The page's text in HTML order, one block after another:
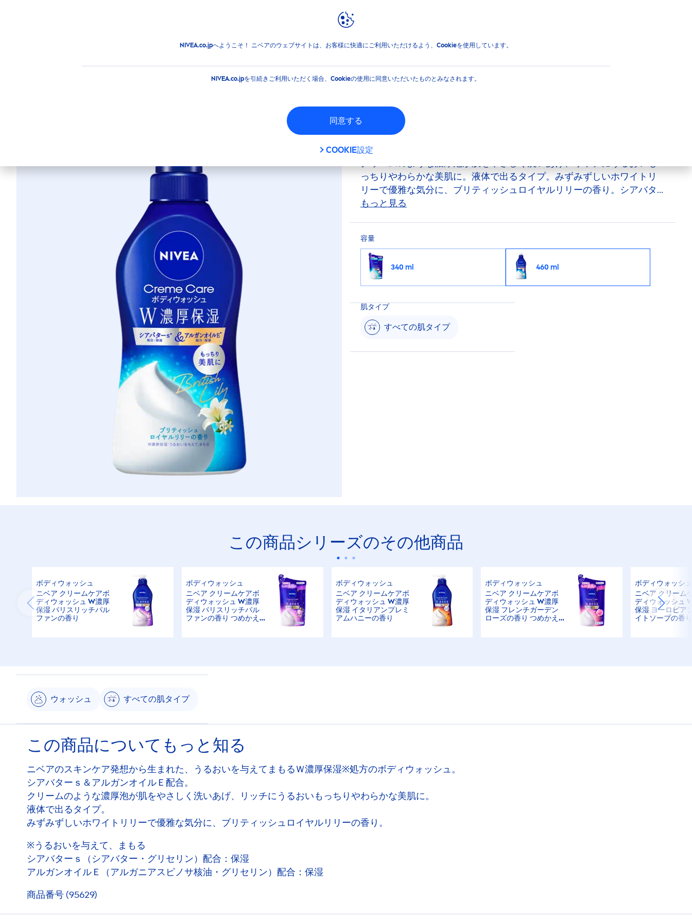
NIVEA.co.jpへようこそ！ ニベアのウェブサイトは、お客様に快適にご利用いただけるよう、Cookieを使用しています。
NIVEA.co.jpを引続きご利用いただく場合、Cookieの使用に同意いただいたものとみなされます。
同意する
COOKIE設定
ボディウォッシュ ニベア クリームケアボディウォッシュ W濃厚保湿 ブリティッシュロイヤルリリーの香り
ニベア クリームケアボディウォッシュ W濃厚保湿 ブリティ
ニベアのスキンケア発想から生まれた、うるおいを与えてまもるＷ濃厚
保湿処方のボディウォッシュ。シアバターｓ＆アルガンオイルＥ配合。
っちりやわらかな美肌に。液体で出るタイプ。みずみずしいホワイトリ
リーで優雅な気分に、ブリティッシュロイヤルリリーの香り。シアバタ
ーｓ（シアバター・グリセリン）配合：保湿 アルガンオイルＥ（アル
もっと見る
容量
340 ml 460 ml
肌タイプ
すべての肌タイプ
この商品シリーズのその他商品
ボディウォッシュ
ニベア クリームケアボ
ディウォッシュ W濃厚
保湿 パリスリッチパル
ファンの香り
ボディウォッシュ
ニベア クリームケアボ
ディウォッシュ W濃厚
保湿 パリスリッチパル
ファンの香り つめかえ
ボディウォッシュ
ニベア クリームケアボ
ディウォッシュ W濃厚
保湿 イタリアンプレミ
アムハニーの香り
ボディウォッシュ
ニベア クリームケアボ
ディウォッシュ W濃厚
保湿 フレンチガーデン
ローズの香り つめかえ
ボディウォッシ
ニベア クリーム
ディウォッシュ
保湿 ヨーロピア
イトソープの香
ウォッシュ すべての肌タイプ
この商品についてもっと知る
ニベアのスキンケア発想から生まれた、うるおいを与えてまもるＷ濃厚保湿※処方のボディウォッシュ。
シアバターｓ＆アルガンオイルＥ配合。
クリームのような濃厚泡が肌をやさしく洗いあげ、リッチにうるおいもっちりやわらかな美肌に。
液体で出るタイプ。
みずみずしいホワイトリリーで優雅な気分に、ブリティッシュロイヤルリリーの香り。
※うるおいを与えて、まもる
シアバターｓ（シアバター・グリセリン）配合：保湿
アルガンオイルＥ（アルガニアスピノサ核油・グリセリン）配合：保湿
商品番号 (95629)